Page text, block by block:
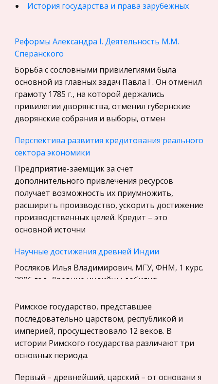
История государства и права зарубежных
Физика
Искусство, Культура, Литература
Компьютерные сети
Материаловедение
Авиация
Бухгалтерский учет
Уголовное право
Экскурсии и туризм
Маркетинг, товароведение, реклама
Социология
Культурология
Экологическое право
Теория государства и права
История отечественного государства и
права
Микроэкономика, экономика предприятия,
Нероссийское законодательство
Реформы Александра I. Деятельность М.М.
Сперанского
Борьба с сословными привилегиями была
основной из главных задач Павла I . Он отменил
грамоту 1785 г., на которой держались
привилегии дворянства, отменил губернские
дворянские собрания и выборы, отмен
Перспектива развития кредитования реального
сектора экономики
Предприятие-заемщик за счет
дополнительного привлечения ресурсов
получает возможность их приумножить,
расширить производство, ускорить достижение
производственных целей. Кредит – это
основной источни
Научные достижения древней Индии
Росляков Илья Владимирович. МГУ, ФНМ, 1 курс.
2006 год. Древние индийцы добились
знаний. Уже в древние века их учёные владели
знаниями, которые стали известны
Денежный рынок и его инструменты.
Монетарная политика Центральных Банков
кейсианская концепции 5 1.2 Равновесие на
Римское государство, представшее
последовательно царством, республикой и
империей, просуществовало 12 веков. В
истории Римского государства различают три
основных периода.
Первый – древнейший, царский – от основани я